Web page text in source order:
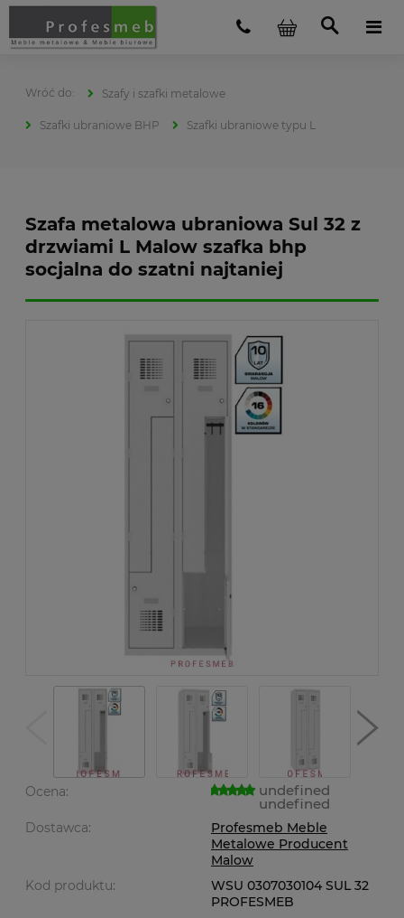
Szafy i szafki metalowe
Szafki ubraniowe BHP Szafki ubraniowe typu L
Szafa metalowa ubraniowa Sul 32 z
drzwiami L Malow szafka bhp
socjalna do szatni najtaniej
Ocena: undefined
undefined
Dostawca:
Profesmeb Meble
Metalowe Producent
Malow
Kod produktu:
WSU 0307030104 SUL 32
PROFESMEB